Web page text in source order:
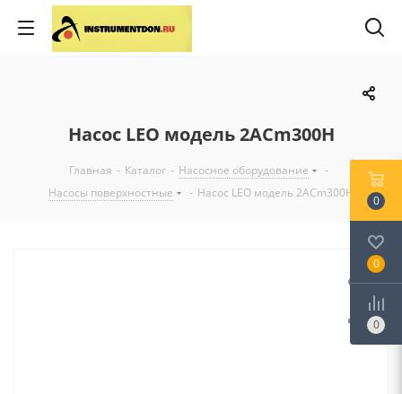
Насос LEO модель 2ACm300H
Главная - Каталог - Насосное оборудование
-
Насосы поверхностные
- Насос LEO модель 2ACm300H
0
0
0